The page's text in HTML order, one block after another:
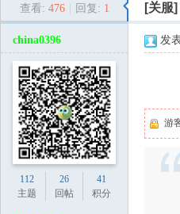
查看: 476 回复: 1 [关服]
china0396
112
主题
26
回帖
41
积分
发
游